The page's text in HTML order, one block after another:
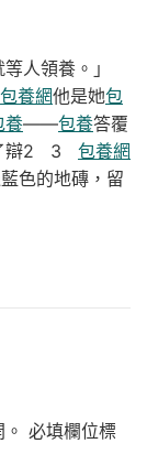
等人領養。」
包養網他是她包
養——包養答覆
辯2 3 包養網
色的地磚，留
必填欄位標